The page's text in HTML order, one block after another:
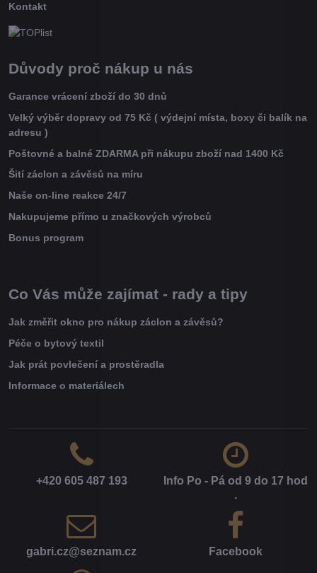
Kontakt
Důvody proč nákup u nás
Garance vrácení zboží do 30 dnů
Velký výběr dopravy od 75 Kč ( výdejní místa, boxy či balík na
adresu )
Poštovné a balné ZDARMA při nákupu zboží nad 1400 Kč
Šití záclon a závěsů na míru
Naše on-line reakce 24/7
Nakupujeme přímo u značkových výrobců
Bonus program
Co Vás může zajímat - rady a tipy
Jak změřit okno pro nákup záclon a závěsů?
Péče o bytový textil
Jak prát povlečení a prostěradla
Informace o materiálech
+420 605 487 193
Info Po - Pá od 9 do 17 hod​
.
gabri​.cz​@seznam​.cz Facebook